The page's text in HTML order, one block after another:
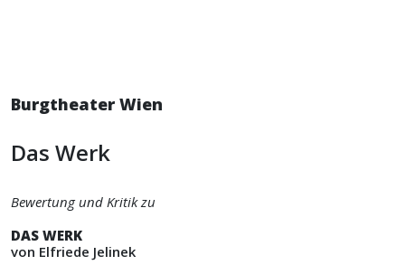
Burgtheater Wien
Das Werk
Bewertung und Kritik zu
DAS WERK
von Elfriede Jelinek